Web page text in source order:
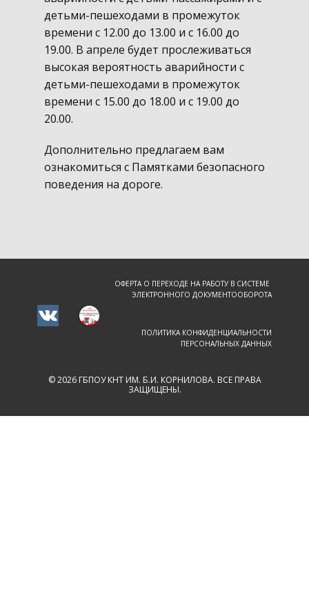
детьми-пешеходами в промежуток
времени с 12.00 до 13.00 и с 16.00 до
19.00. В апреле будет прослеживаться
высокая вероятность аварийности с
детьми-пешеходами в промежуток
времени с 15.00 до 18.00 и с 19.00 до
20.00.
Дополнительно предлагаем вам
ознакомиться с Памятками безопасного
поведения на дороге.
ОФЕРТА О ПЕРЕХОДЕ НА РАБОТУ В СИСТЕМЕ
ЭЛЕКТРОННОГО ДОКУМЕНТООБОРОТА
ПОЛИТИКА КОНФИДЕНЦИАЛЬНОСТИ
ПЕРСОНАЛЬНЫХ ДАННЫХ
© 2026 ГБПОУ КНТ ИМ. Б.И. КОРНИЛОВА. ВСЕ ПРАВА
ЗАЩИЩЕНЫ.